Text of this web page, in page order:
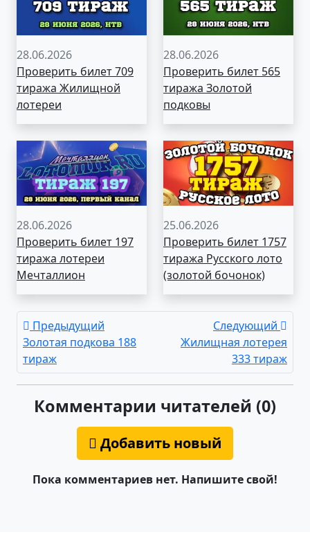
28.06.2026
Проверить билет 709
тиража Жилищной
лотереи
28.06.2026
Проверить билет 565
тиража Золотой
подковы
28.06.2026
Проверить билет 197
тиража лотереи
Мечталлион
25.06.2026
Проверить билет 1757
тиража Русского лото
(золотой бочонок)
Предыдущий
Золотая подкова 188
тираж
Следующий
Жилищная лотерея
333 тираж
Комментарии читателей (0)
Добавить новый
Пока комментариев нет. Напишите свой!